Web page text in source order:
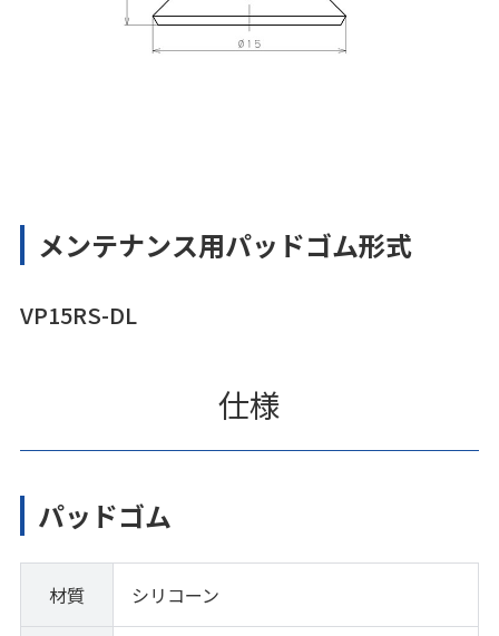
メンテナンス用パッドゴム形式
VP15RS-DL
仕様
パッドゴム
材質 シリコーン